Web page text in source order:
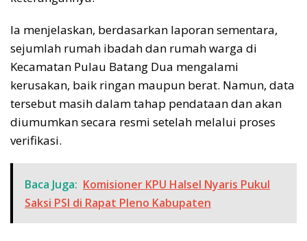
Ia menjelaskan, berdasarkan laporan sementara,
sejumlah rumah ibadah dan rumah warga di
Kecamatan Pulau Batang Dua mengalami
kerusakan, baik ringan maupun berat. Namun, data
tersebut masih dalam tahap pendataan dan akan
diumumkan secara resmi setelah melalui proses
verifikasi.
Baca Juga: Komisioner KPU Halsel Nyaris Pukul
Saksi PSI di Rapat Pleno Kabupaten